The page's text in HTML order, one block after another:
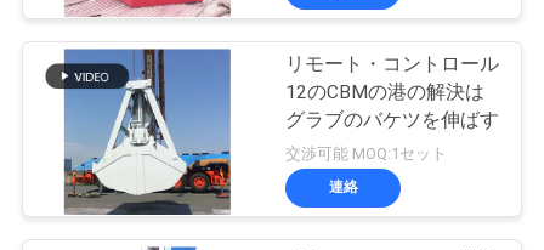
リモート・コントロール
12のCBMの港の解決は
グラブのバケツを伸ばす
交渉可能 MOQ:1セット
連絡